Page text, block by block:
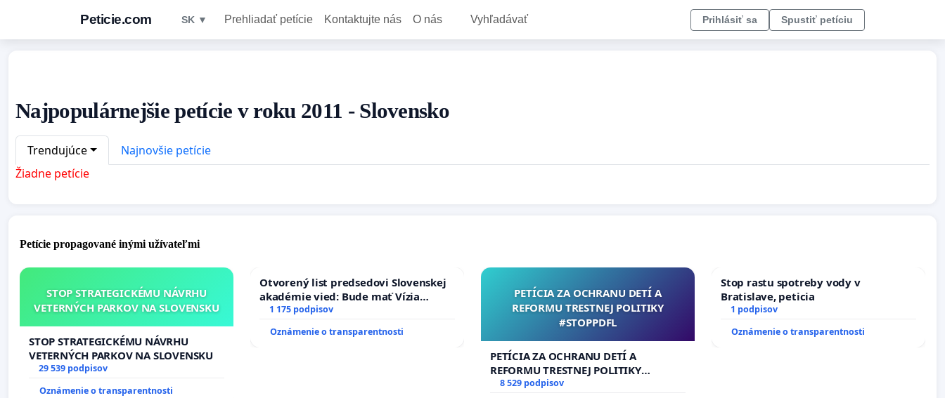
Peticie.com SK ▼ Prehliadať petície Kontaktujte nás O nás Vyhľadávať Prihlásiť sa Spustiť petíciu
Najpopulárnejšie petície v roku 2011 - Slovensko
Trendujúce
Najnovšie petície
Žiadne petície
Petície propagované inými užívateľmi
STOP STRATEGICKÉMU NÁVRHU
VETERNÝCH PARKOV NA SLOVENSKU
STOP STRATEGICKÉMU NÁVRHU
VETERNÝCH PARKOV NA SLOVENSKU
29 539 podpisov
Oznámenie o transparentnosti
Otvorený list predsedovi Slovenskej
akadémie vied: Bude mať Vízia
Slovenska 2040 mravnú chrbticu?
1 175 podpisov
Oznámenie o transparentnosti
PETÍCIA ZA OCHRANU DETÍ A
REFORMU TRESTNEJ POLITIKY
#STOPPDFL
PETÍCIA ZA OCHRANU DETÍ A
REFORMU TRESTNEJ POLITIKY
#STOPPDFL
8 529 podpisov
Stop rastu spotreby vody v
Bratislave, peticia
1 podpisov
Oznámenie o transparentnosti